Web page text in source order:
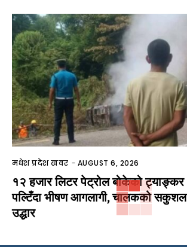
मधेश प्रदेश खवर - AUGUST 6, 2026
१२ हजार लिटर पेट्रोल बोकेको ट्याङ्कर
पल्टिँदा भीषण आगलागी, चालकको सकुशल
उद्धार